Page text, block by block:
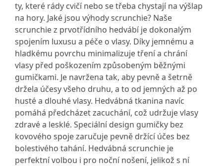
ty, které rády cvičí nebo se třeba chystají na výšlap
na hory. Jaké jsou výhody scrunchie? Naše
scrunchie z prvotřídního hedvábí je dokonalým
spojením luxusu a péče o vlasy. Díky jemnému a
hladkému povrchu minimalizuje tření a chrání
vlasy před poškozením způsobeným běžnými
gumičkami. Je navržena tak, aby pevně a šetrně
držela účesy všeho druhu, a to od jemných až po
husté a dlouhé vlasy. Hedvábná tkanina navíc
pomáhá předcházet zacuchání, což udržuje vlasy
zdravé a lesklé. Speciální design gumičky bez
kovového spoje zaručuje pevně držící účes bez
bolestivého tahání. Hedvábná scrunchie je
perfektní volbou i pro noční nošení, jelikož s ní